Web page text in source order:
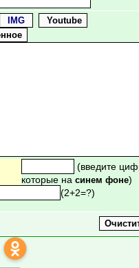
(введите
которые на синем фоне)
(2+2=?)